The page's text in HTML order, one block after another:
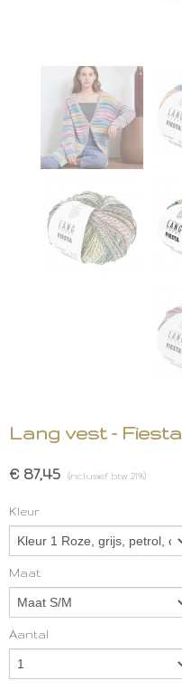
Lang vest - Fiesta
€ 87,45 (inclusief btw 21%)
Kleur
Maat
Aantal